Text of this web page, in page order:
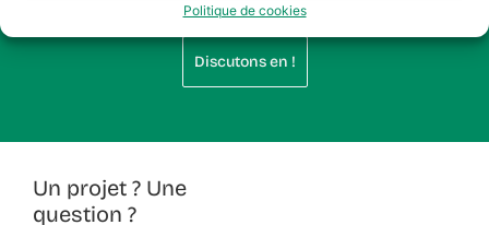
Politique de cookies
fier·e.
Discutons en !
Un projet ? Une
question ?